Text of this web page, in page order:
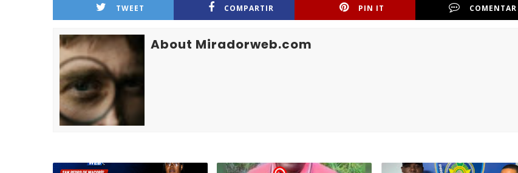
TWEET COMPARTIR PIN IT COMENTAR
About Miradorweb.com